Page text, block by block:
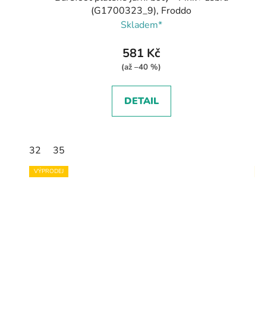
(G1700323_9), Froddo
Skladem*
581 Kč
(až –40 %)
DETAIL
32 35
VÝPRODEJ